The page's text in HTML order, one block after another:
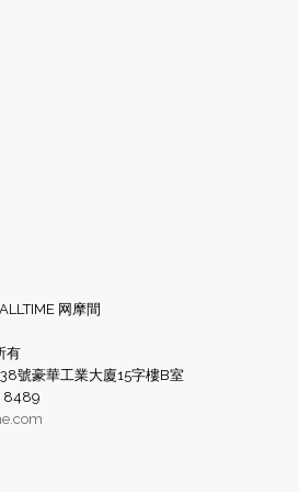
网摩間
有
號豪華工業大廈15字樓B室
8489